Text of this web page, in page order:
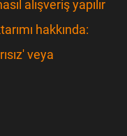
alışveriş yapılır
hakkında:
veya